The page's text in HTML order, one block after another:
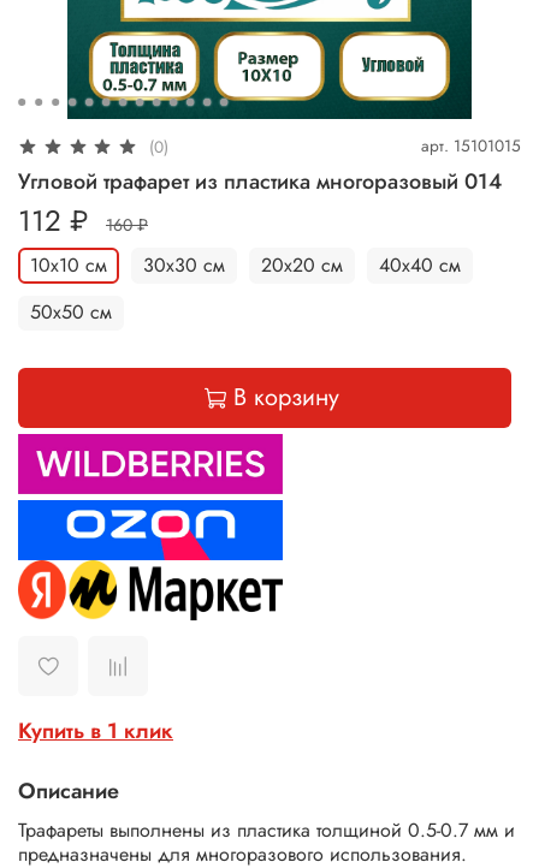
(0) арт. 15101015
Угловой трафарет из пластика многоразовый 014
112 ₽ 160 ₽
10х10 см 30х30 см 20х20 см
40х40 см
50х50 см
В корзину
Купить в 1 клик
Описание
Трафареты выполнены из пластика толщиной 0.5-0.7 мм и
предназначены для многоразового использования.